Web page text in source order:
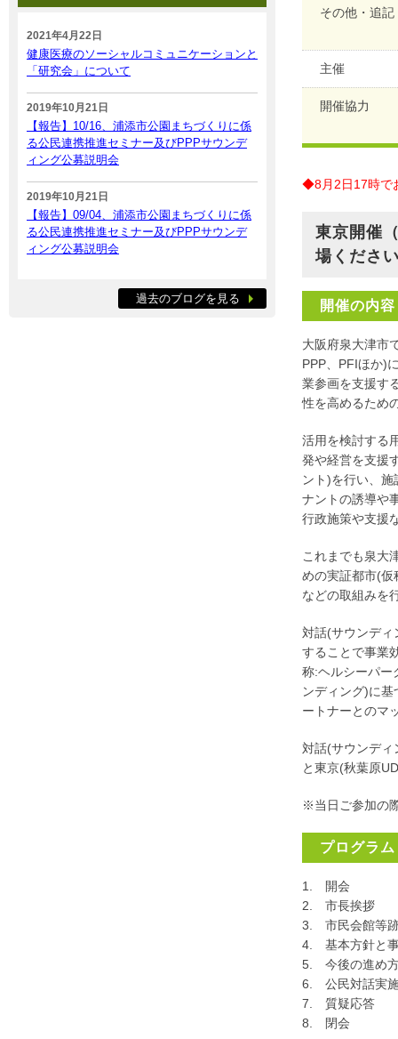
その他・追
主催
開催協力
◆8月2日17時で
東京開催
場くださ
開催の内容
大阪府泉大津市
PPP、PFIほか)
業参画を支援す
性を高めるため
活用を検討する
発や経営を支援
ント)を行い、
ナントの誘導や
行政施策や支援
これまでも泉大
めの実証都市(仮
などの取組みを
対話(サウンディ
することで事業
称:ヘルシーパー
ンディング)に
ートナーとのマ
対話(サウンディ
と東京(秋葉原
※当日ご参加の
プログラム
1. 開会
2. 市長挨拶
3. 市民会館等
4. 基本方針と
5. 今後の進め方
6. 公民対話実
7. 質疑応答
8. 閉会
2021年4月22日
健康医療のソーシャルコミュニケーションと
「研究会」について
2019年10月21日
【報告】10/16、浦添市公園まちづくりに係
る公民連携推進セミナー及びPPPサウンデ
ィング公募説明会
2019年10月21日
【報告】09/04、浦添市公園まちづくりに係
る公民連携推進セミナー及びPPPサウンデ
ィング公募説明会
過去のブログを見る